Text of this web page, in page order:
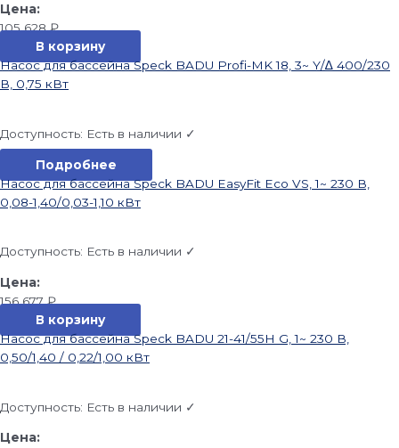
105 628₽
В корзину
Насос для бассейна Speck BADU Profi-MK 18, 3~ Y/∆ 400/230
В, 0,75 кВт
Доступность: Есть в наличии ✓
Подробнее
Насос для бассейна Speck BADU EasyFit Eco VS, 1~ 230 В,
0,08-1,40/0,03-1,10 кВт
Доступность: Есть в наличии ✓
156 677₽
В корзину
Насос для бассейна Speck BADU 21-41/55H G, 1~ 230 В,
0,50/1,40 / 0,22/1,00 кВт
Доступность: Есть в наличии ✓